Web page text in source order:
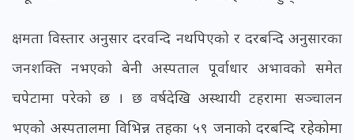
क्षमता विस्तार अनुसार दरवन्दि नथपिएको र दरबन्दि अनुसारका
जनशक्ति नभएको बेनी अस्पताल पूर्वाधार अभावको समेत
चपेटामा परेको छ । छ वर्षदेखि अस्थायी टहरामा सञ्चालन
भएको अस्पतालमा विभिन्न तहका ५९ जनाको दरबन्दि रहेकोमा